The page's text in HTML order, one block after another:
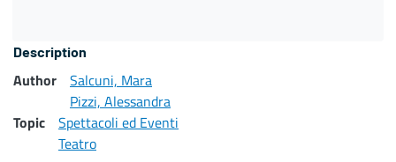
Description
Author
Salcuni, Mara
Pizzi, Alessandra
Topic
Spettacoli ed Eventi
Teatro